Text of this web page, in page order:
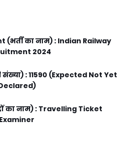
का नाम) : Indian Railway
2024
: 11590 (Expected Not Yet
का नाम) : Travelling Ticket
Examiner